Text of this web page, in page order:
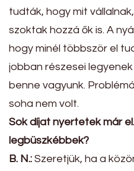
tudták, hogy mit
szoktak hozzá ők is. A
hogy minél többször el
jobban részesei
benne vagyunk.
soha nem volt.
Sok díjat nyertetek már
legbüszkébbek?
B. N.: Szeretjük, ha a